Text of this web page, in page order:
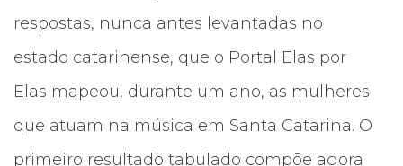
respostas, nunca antes levantadas no
estado catarinense, que o Portal Elas por
Elas mapeou, durante um ano, as mulheres
que atuam na música em Santa Catarina. O
primeiro resultado tabulado compõe agora